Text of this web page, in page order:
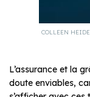
COLLEEN
L’assurance et la
doute enviables,